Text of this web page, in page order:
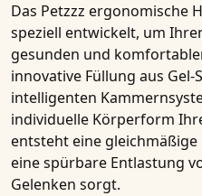
Das Petzzz ergonomische
speziell entwickelt, um
gesunden und
innovative Füllung aus Gel-
intelligenten
individuelle Körperform
entsteht eine
eine spürbare Entlastung
Gelenken sorgt.